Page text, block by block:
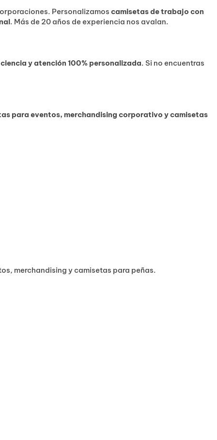
Personalizamos camisetas de trabajo con
. Más de 20 años de experiencia nos avalan.
y atención 100% personalizada. Si no encuentras
para eventos, merchandising corporativo y camisetas
merchandising y camisetas para peñas.